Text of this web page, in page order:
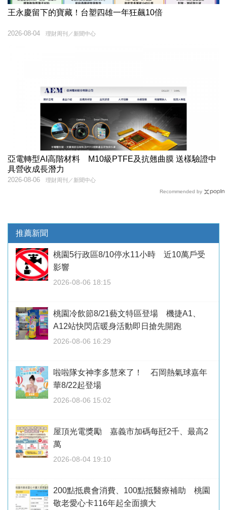
王永慶留下的寶藏！台塑四雄一年狂飆10倍
理財周刊／新聞中心
2026-08-04
亞電轉型AI高階材料 M10級PTFE及抗翹曲膜 送樣驗證中
具營收成長潛力
理財周刊／新聞中心
2026-08-06
Recommended by
推薦新聞
桃園5行政區8/10停水11小時 近10萬戶受
影響
2026-08-06 18:15
桃園冷飲節8/21藝文特區登場 機捷A1、
A12站快閃店暖身活動即日搶先開跑
2026-08-06 16:29
啦啦隊女神李多慧來了！ 石岡熱氣球嘉年
華8/22起登場
2026-08-06 15:02
屋頂光電獎勵 嘉義市加碼每瓩2千、最高2
萬
2026-08-04 19:10
200點抵農會消費、100點抵醫療補助 桃園
敬老愛心卡116年起全面擴大